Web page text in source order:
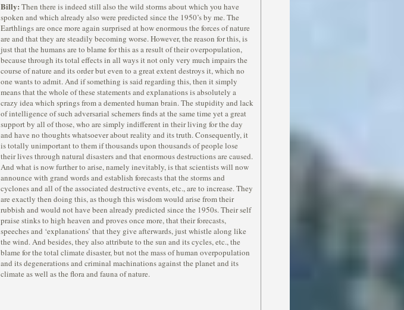
Billy: Then there is indeed still also the wild storms about which you have
spoken and which already also were predicted since the 1950’s by me. The
Earthlings are once more again surprised at how enormous the forces of nature
are and that they are steadily becoming worse. However, the reason for this, is
just that the humans are to blame for this as a result of their overpopulation,
because through its total effects in all ways it not only very much impairs the
course of nature and its order but even to a great extent destroys it, which no
one wants to admit. And if something is said regarding this, then it simply
means that the whole of these statements and explanations is absolutely a
crazy idea which springs from a demented human brain. The stupidity and lack
of intelligence of such adversarial schemers finds at the same time yet a great
support by all of those, who are simply indifferent in their living for the day
and have no thoughts whatsoever about reality and its truth. Consequently, it
is totally unimportant to them if thousands upon thousands of people lose
their lives through natural disasters and that enormous destructions are caused.
And what is now further to arise, namely inevitably, is that scientists will now
announce with grand words and establish forecasts that the storms and
cyclones and all of the associated destructive events, etc., are to increase. They
are exactly then doing this, as though this wisdom would arise from their
rubbish and would not have been already predicted since the 1950s. Their self
praise stinks to high heaven and proves once more, that their forecasts,
speeches and ‘explanations’ that they give afterwards, just whistle along like
the wind. And besides, they also attribute to the sun and its cycles, etc., the
blame for the total climate disaster, but not the mass of human overpopulation
and its degenerations and criminal machinations against the planet and its
climate as well as the flora and fauna of nature.